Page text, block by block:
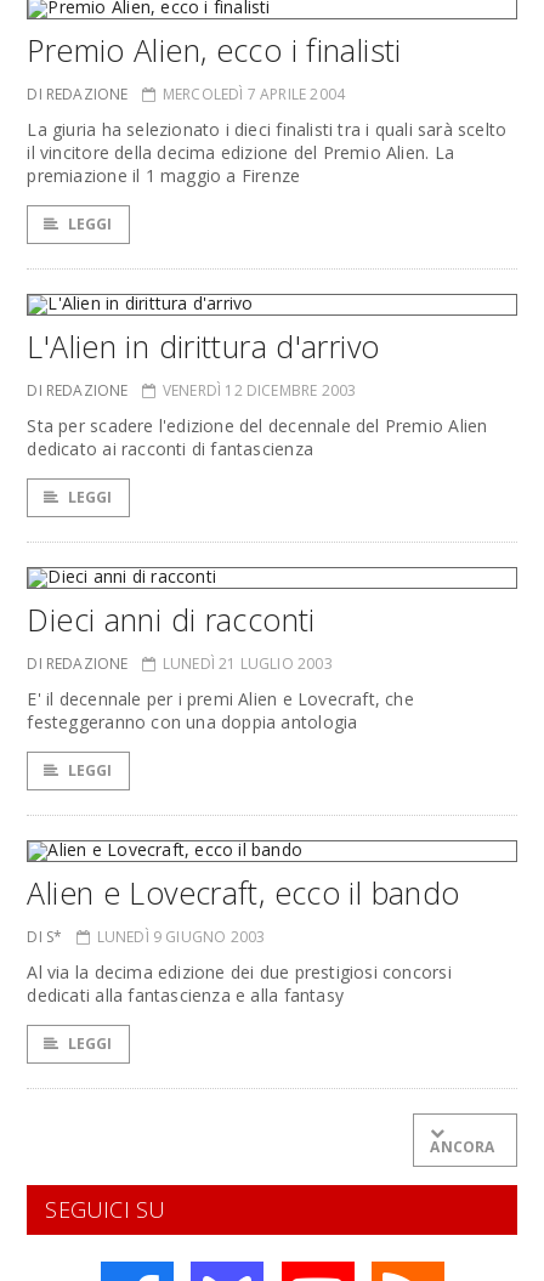
Premio Alien, ecco i finalisti
DI REDAZIONE MERCOLEDÌ 7 APRILE 2004
La giuria ha selezionato i dieci finalisti tra i quali sarà scelto
il vincitore della decima edizione del Premio Alien. La
premiazione il 1 maggio a Firenze
LEGGI
L'Alien in dirittura d'arrivo
DI REDAZIONE VENERDÌ 12 DICEMBRE 2003
Sta per scadere l'edizione del decennale del Premio Alien
dedicato ai racconti di fantascienza
LEGGI
Dieci anni di racconti
DI REDAZIONE LUNEDÌ 21 LUGLIO 2003
E' il decennale per i premi Alien e Lovecraft, che
festeggeranno con una doppia antologia
LEGGI
Alien e Lovecraft, ecco il bando
DI S* LUNEDÌ 9 GIUGNO 2003
Al via la decima edizione dei due prestigiosi concorsi
dedicati alla fantascienza e alla fantasy
LEGGI
ANCORA
SEGUICI SU